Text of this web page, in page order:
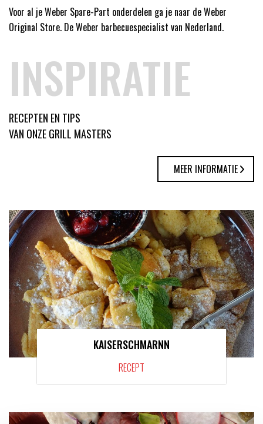
Voor al je Weber Spare-Part onderdelen ga je naar de Weber
Original Store. De Weber barbecuespecialist van Nederland.
INSPIRATIE
RECEPTEN EN TIPS
VAN ONZE GRILL MASTERS
MEER INFORMATIE
KAISERSCHMARNN
RECEPT